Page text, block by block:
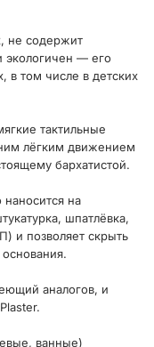
не содержит
экологичен — его
том числе в детских
тактильные
лёгким движением
бархатистой.
наносится на
шпатлёвка,
и позволяет скрыть
аналогов, и
ванные)